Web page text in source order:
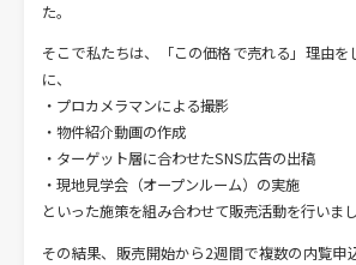
た。
そこで私たちは、「この価格で売れる」理由を
に、
・プロカメラマンによる撮影
・物件紹介動画の作成
・ターゲット層に合わせたSNS広告の出稿
・現地見学会（オープンルーム）の実施
といった施策を組み合わせて販売活動を行いまし
その結果、販売開始から2週間で複数の内覧申